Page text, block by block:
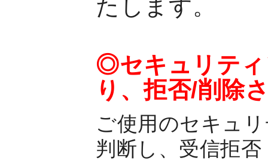
たします。
◎セキュリティ
り、拒否/削除
ご使用のセキュ
判断し、受信拒